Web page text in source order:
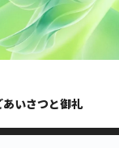
いさつと御礼